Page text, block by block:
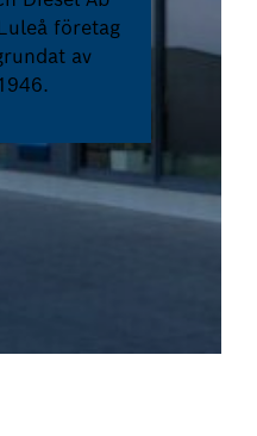
företag
av